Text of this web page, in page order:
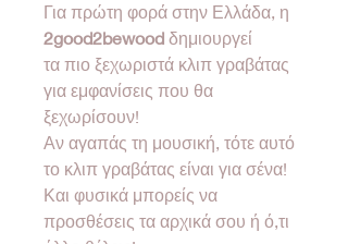
Για πρώτη φορά στην Ελλάδα, η
2good2bewood δημιουργεί
τα πιο ξεχωριστά κλιπ γραβάτας
για εμφανίσεις που θα
ξεχωρίσουν!
Αν αγαπάς τη μουσική, τότε αυτό
το κλιπ γραβάτας είναι για σένα!
Και φυσικά μπορείς να
προσθέσεις τα αρχικά σου ή ό,τι